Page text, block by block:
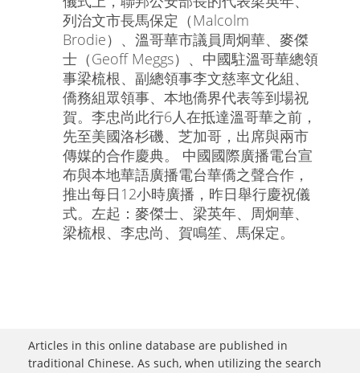
列治文市長馬保定（Malcolm
Brodie）、溫哥華市議員周炯華、麥傑
士（Geoff Meggs）、中國駐溫哥華總領
事梁梳根、副總領事李文慈率文化組、
僑務組眾領事、本地僑界代表等到場祝
賀。李忠尚此行6人在抵達溫哥華之前，
先至美國洛杉磯、芝加哥，出席與兩市
傳媒的合作慶典。 中國國際廣播電台宣
布與本地華語廣播電台華僑之聲合作，
推出每日12小時廣播，昨日舉行慶祝儀
式。左起：麥傑士、梁英年、周炯華、
梁梳根、李忠尚、賀鳴笙、馬保定。
Articles in this online database are published in
traditional Chinese. As such, when utilizing the search